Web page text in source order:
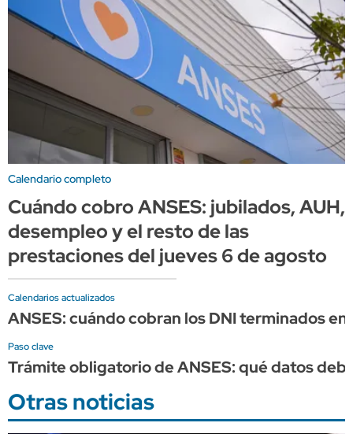
Calendario completo
Cuándo cobro ANSES: jubilados, AUH,
desempleo y el resto de las
prestaciones del jueves 6 de agosto
Calendarios actualizados
ANSES: cuándo cobran los DNI terminados
Paso clave
Trámite obligatorio de ANSES: qué datos
Otras noticias